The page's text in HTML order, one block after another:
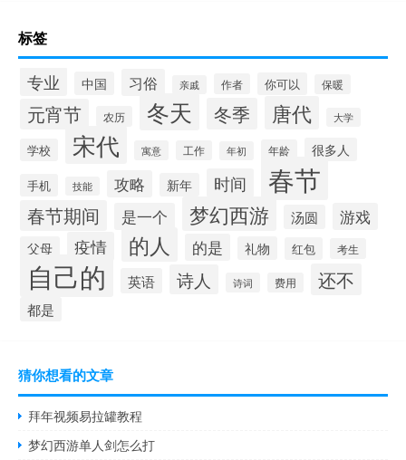
标签
专业 中国 习俗 亲戚 作者 你可以 保暖
元宵节 农历 冬天 冬季 唐代 大学
学校 宋代 寓意 工作 年初 年龄 很多人
手机 技能 攻略 新年 时间 春节
春节期间 是一个 梦幻西游 汤圆 游戏
父母 疫情 的人 的是 礼物 红包 考生
自己的 英语 诗人 诗词 费用 还不
都是
猜你想看的文章
拜年视频易拉罐教程
梦幻西游单人剑怎么打